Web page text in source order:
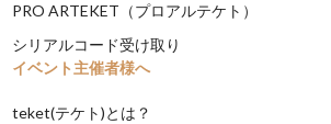
PRO ARTEKET（プロアルテケト）
シリアルコード受け取り
イベント主催者様へ
teket(テケト)とは？